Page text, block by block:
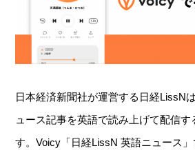
日本経済新聞社が運営する日経LissN
ュース記事を英語で読み上げて配信
す。Voicy「日経LissN 英語ニュース